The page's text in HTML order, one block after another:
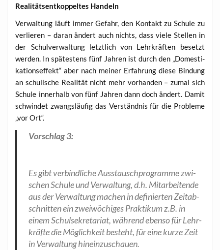
Rea­li­täts­ent­kop­pel­tes Handeln
Ver­wal­tung läuft immer Gefahr, den Kon­takt zu Schu­le zu
ver­lie­ren – dar­an ändert auch nichts, dass vie­le Stel­len in
der Schul­ver­wal­tung letzt­lich von Lehr­kräf­ten besetzt
wer­den. In spä­tes­tens fünf Jah­ren ist durch den „Domes­ti­
ka­ti­ons­ef­fekt“ aber nach mei­ner Erfah­rung die­se Bin­dung
an schu­li­sche Rea­li­tät nicht mehr vor­han­den – zumal sich
Schu­le inner­halb von fünf Jah­ren dann doch ändert. Damit
schwin­det zwangs­läu­fig das Ver­ständ­nis für die Pro­ble­me
„vor Ort“.
Vor­schlag 3:
Es gibt ver­bind­li­che Auss­tausch­pro­gram­me zwi­
schen Schu­le und Ver­wal­tung, d.h. Mit­ar­bei­ten­de
aus der Ver­wal­tung machen in defi­nier­ten Zeit­ab­
schnit­ten ein zwei­wö­chi­ges Prak­ti­kum z.B. in
einem Schul­se­kre­ta­ri­at, wäh­rend eben­so für Lehr­
kräf­te die Mög­lich­keit besteht, für eine kur­ze Zeit
in Ver­wal­tung hineinzuschauen.